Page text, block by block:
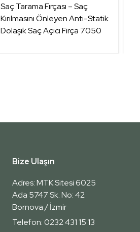
Saç Tarama Fırçası – Saç
Kırılmasını Önleyen Anti-Statik
Dolaşık Saç Açıcı Fırça 7050
Bize Ulaşın
Adres: MTK Sitesi 6025
Ada 5747 Sk. No: 42
Bornova / İzmir
Telefon: 0232 431 15 13